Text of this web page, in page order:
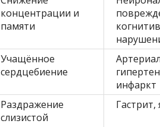
концентрации и
памяти
Учащённое
сердцебиение
инфаркт
Раздражение
слизистой
Гастрит,